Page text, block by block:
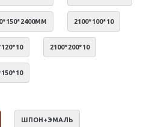
2100*100*10
2100*200*10
ШПОН+ЭМАЛЬ